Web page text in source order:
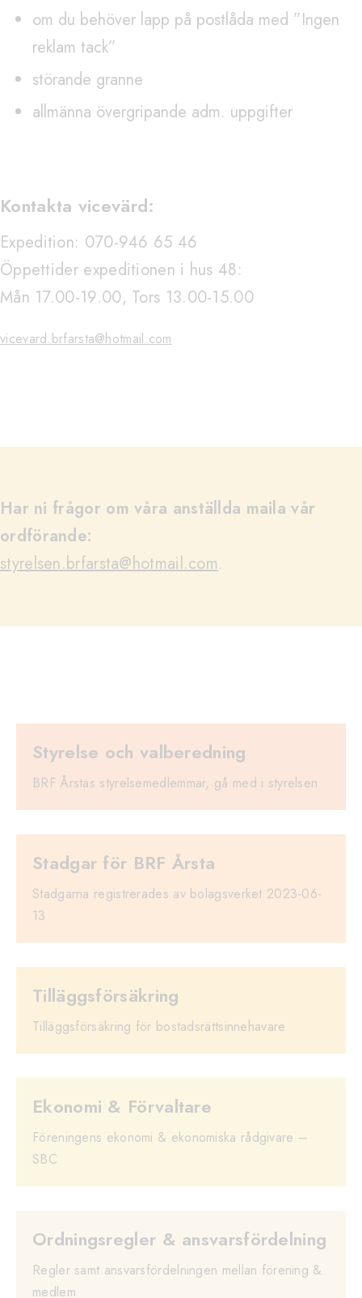
om du behöver lapp på postlåda med ”Ingen
reklam tack”
störande granne
allmänna övergripande adm. uppgifter
Kontakta vicevärd:
Expedition: 070-946 65 46
Öppettider expeditionen i hus 48:
Mån 17.00-19.00, Tors 13.00-15.00
vicevard.brfarsta@hotmail.com
Har ni frågor om våra anställda maila vår
ordförande:
styrelsen.brfarsta@hotmail.com.
Styrelse och valberedning
BRF Årstas styrelsemedlemmar, gå med i styrelsen
Stadgar för BRF Årsta
Stadgarna registrerades av bolagsverket 2023-06-
13
Tilläggsförsäkring
Tilläggsförsäkring för bostadsrättsinnehavare
Ekonomi & Förvaltare
Föreningens ekonomi & ekonomiska rådgivare –
SBC
Ordningsregler & ansvarsfördelning
Regler samt ansvarsfördelningen mellan förening &
medlem